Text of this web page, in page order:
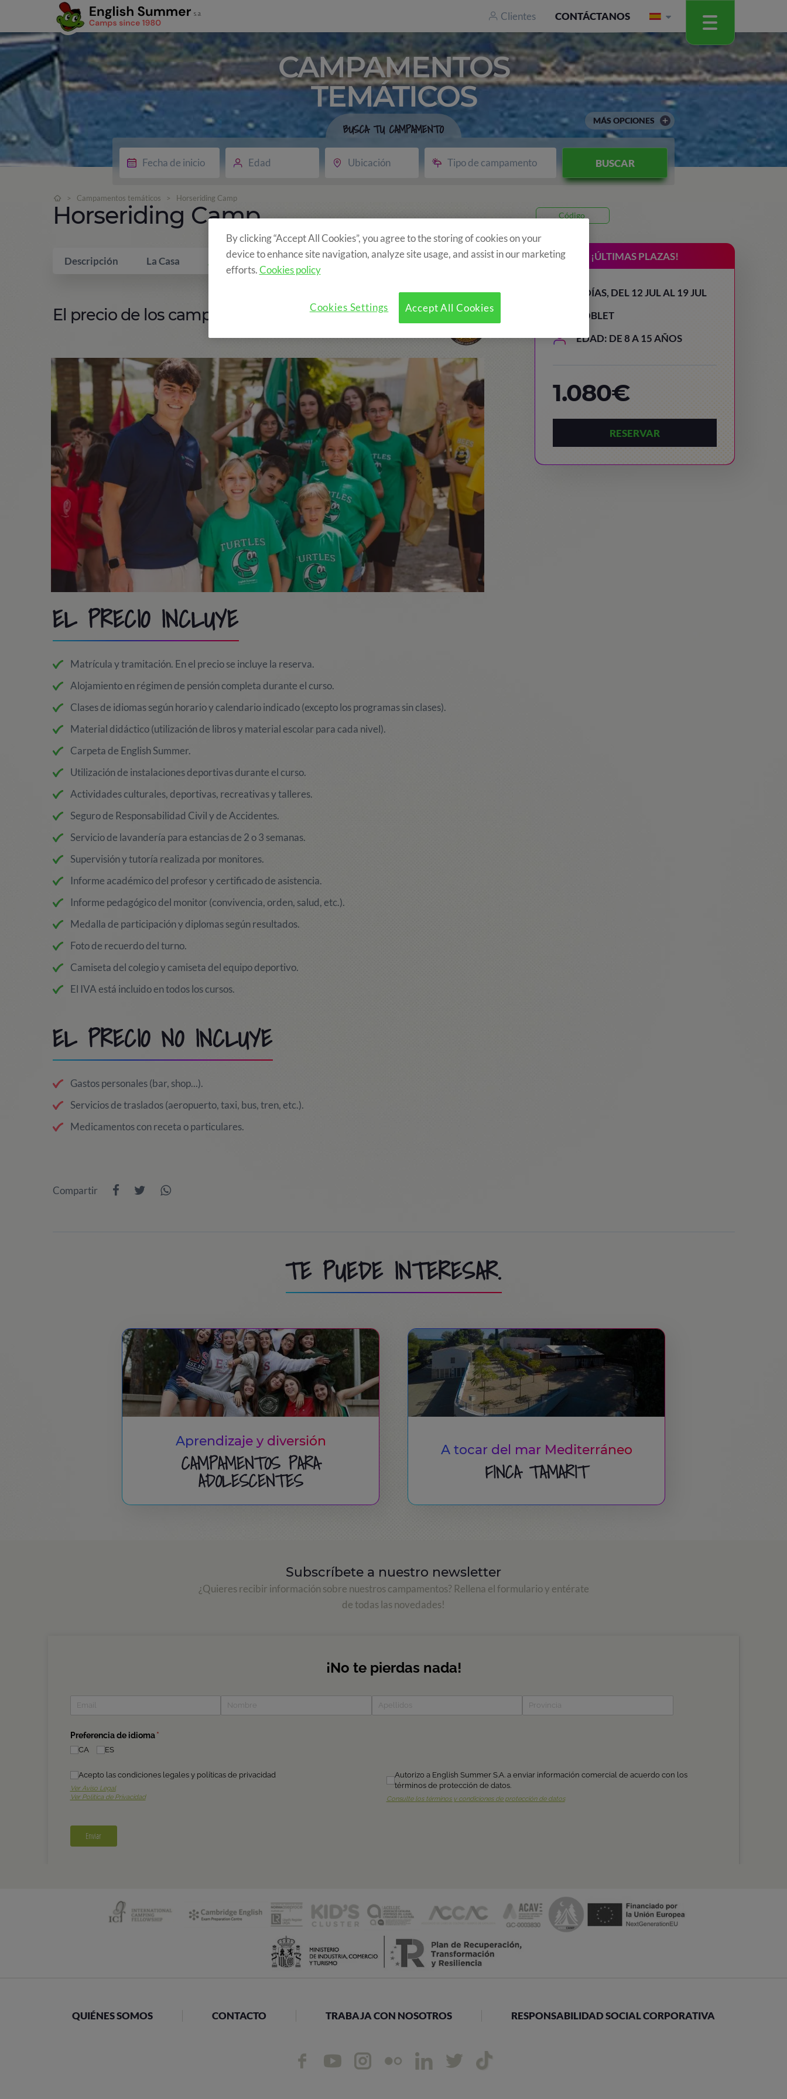
Clientes CONTÁCTANOS
CAMPAMENTOS
TEMÁTICOS
BUSCA TU CAMPAMENTO
Edad Ubicación Tipo de campamento BUSCAR
MÁS OPCIONES
> Campamentos temáticos > Horseriding Camp
Horseriding Camp Código
Descripción La Casa ¿Qué incluye? Programa Actividades opcionales ¡ÚLTIMAS PLAZAS!
8 DÍAS, DEL 12 JUL AL 19 JUL
POBLET
EDAD: DE 8 A 15 AÑOS
1.080€
RESERVAR
El precio de los campamentos incluye:
EL PRECIO INCLUYE
Matrícula y tramitación. En el precio se incluye la reserva.
Alojamiento en régimen de pensión completa durante el curso.
Clases de idiomas según horario y calendario indicado (excepto los programas sin clases).
Material didáctico (utilización de libros y material escolar para cada nivel).
Carpeta de English Summer.
Utilización de instalaciones deportivas durante el curso.
Actividades culturales, deportivas, recreativas y talleres.
Seguro de Responsabilidad Civil y de Accidentes.
Servicio de lavandería para estancias de 2 o 3 semanas.
Supervisión y tutoría realizada por monitores.
Informe académico del profesor y certificado de asistencia.
Informe pedagógico del monitor (convivencia, orden, salud, etc.).
Medalla de participación y diplomas según resultados.
Foto de recuerdo del turno.
Camiseta del colegio y camiseta del equipo deportivo.
El IVA está incluido en todos los cursos.
EL PRECIO NO INCLUYE
Gastos personales (bar, shop...).
Servicios de traslados (aeropuerto, taxi, bus, tren, etc.).
Medicamentos con receta o particulares.
Compartir
TE PUEDE INTERESAR.
Aprendizaje y diversión
CAMPAMENTOS PARA
ADOLESCENTES
A tocar del mar Mediterráneo
FINCA TAMARIT
Subscríbete a nuestro newsletter
¿Quieres recibir información sobre nuestros campamentos? Rellena el formulario y entérate
de todas las novedades!
QUIÉNES SOMOS CONTACTO TRABAJA CON NOSOTROS RESPONSABILIDAD SOCIAL CORPORATIVA
By clicking “Accept All Cookies”, you agree to the storing of cookies on your
device to enhance site navigation, analyze site usage, and assist in our marketing
efforts.Cookies policy
Accept All Cookies
Cookies Settings